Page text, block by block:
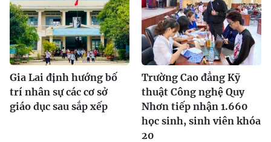
Gia Lai định hướng bố
trí nhân sự các cơ sở
giáo dục sau sắp xếp
Trường Cao đẳng Kỹ
thuật Công nghệ Quy
Nhơn tiếp nhận 1.660
học sinh, sinh viên khóa
20